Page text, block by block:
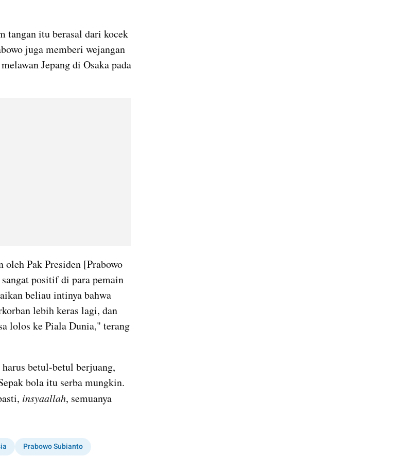
tangan itu berasal dari kocek
juga memberi wejangan
Jepang di Osaka pada
Pak Presiden [Prabowo
positif di para pemain
beliau intinya bahwa
lebih keras lagi, dan
lolos ke Piala Dunia," terang
betul-betul berjuang,
bola itu serba mungkin.
insyaallah, semuanya
Prabowo Subianto